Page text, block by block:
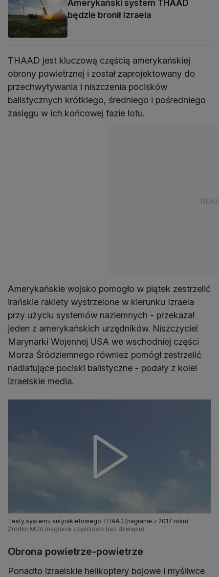
Amerykański system THAAD
będzie bronił Izraela
THAAD jest kluczową częścią amerykańskiej
obrony powietrznej i został zaprojektowany do
przechwytywania i niszczenia pocisków
balistycznych krótkiego, średniego i pośredniego
zasięgu w ich końcowej fazie lotu.
Amerykańskie wojsko pomogło w piątek zestrzelić
irańskie rakiety wystrzelone w kierunku Izraela
przy użyciu systemów naziemnych - przekazał
jeden z amerykańskich urzędników. Niszczyciel
Marynarki Wojennej USA we wschodniej części
Morza Śródziemnego również pomógł zestrzelić
nadlatujące pociski balistyczne - podały z kolei
izraelskie media.
Testy systemu antyrakietowego THAAD (nagranie z 2017 roku)
Źródło: MDA (nagranie częściowo bez dźwięku)
Obrona powietrze-powietrze
Ponadto izraelskie helikoptery bojowe i myśliwce